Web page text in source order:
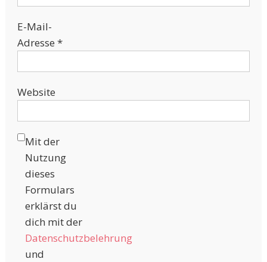
E-Mail-
Adresse *
Website
Mit der
Nutzung
dieses
Formulars
erklärst du
dich mit der
Datenschutzbelehrung
und